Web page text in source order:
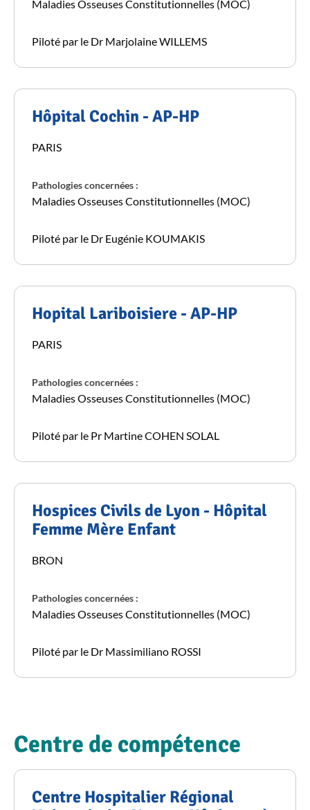
Maladies Osseuses Constitutionnelles (MOC)
Piloté par le Dr Marjolaine WILLEMS
Hôpital Cochin - AP-HP
PARIS
Pathologies concernées :
Maladies Osseuses Constitutionnelles (MOC)
Piloté par le Dr Eugénie KOUMAKIS
Hopital Lariboisiere - AP-HP
PARIS
Pathologies concernées :
Maladies Osseuses Constitutionnelles (MOC)
Piloté par le Pr Martine COHEN SOLAL
Hospices Civils de Lyon - Hôpital
Femme Mère Enfant
BRON
Pathologies concernées :
Maladies Osseuses Constitutionnelles (MOC)
Piloté par le Dr Massimiliano ROSSI
Centre de compétence
Centre Hospitalier Régional